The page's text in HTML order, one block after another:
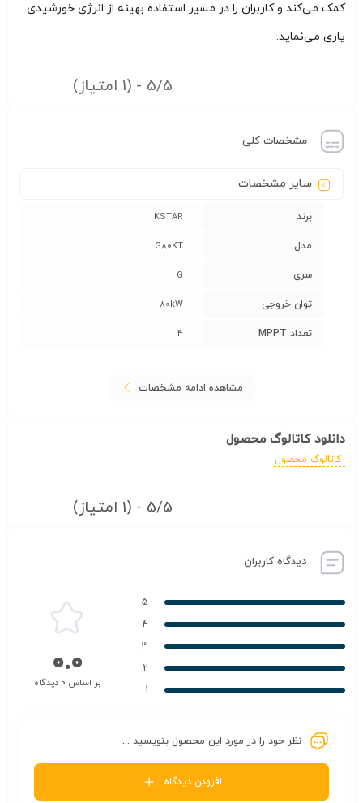
کمک می‌کند و کاربران را در مسیر استفاده بهینه از انرژی خورشیدی
یاری می‌نماید.
5/5 - (1 امتیاز)
مشخصات کلی
سایر مشخصات
برند KSTAR
مدل G80KT
سری G
توان خروجی 80kW
تعداد MPPT 4
مشاهده ادامه مشخصات
دانلود کاتالوگ محصول
کاتالوگ محصول
5/5 - (1 امتیاز)
دیدگاه کاربران
5
4
3
2
1
0.0
بر اساس 0 دیدگاه
نظر خود را در مورد این محصول بنویسید ...
افزودن دیدگاه